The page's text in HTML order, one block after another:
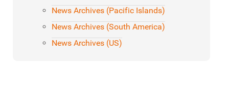
News Archives (Pacific Islands)
News Archives (South America)
News Archives (US)